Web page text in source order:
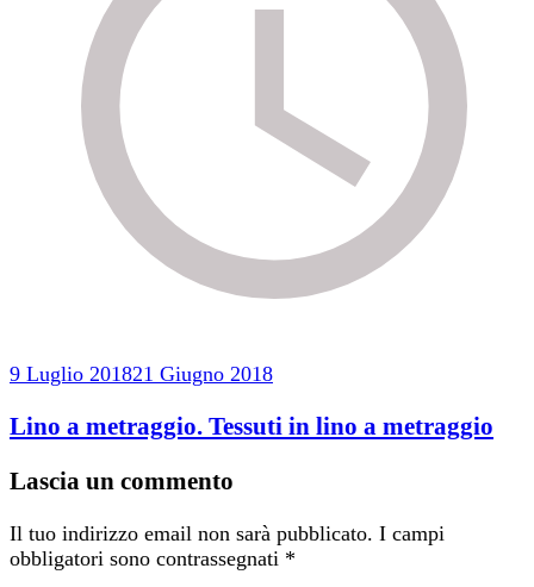
9 Luglio 201821 Giugno 2018
Lino a metraggio. Tessuti in lino a metraggio
Lascia un commento
Il tuo indirizzo email non sarà pubblicato. I campi
obbligatori sono contrassegnati *